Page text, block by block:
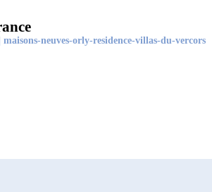
maisons-neuves-orly-residence-villas-du-vercors